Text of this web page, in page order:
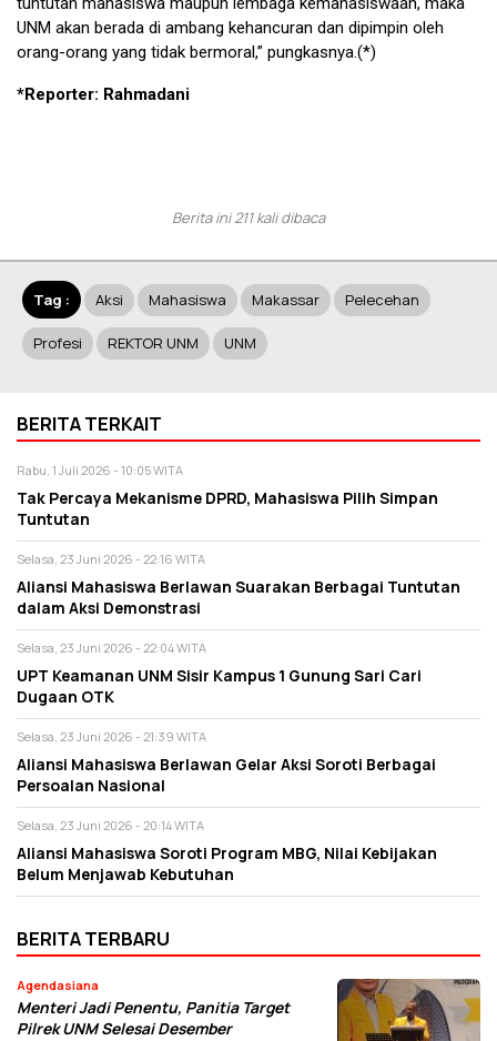
UNM akan berada di ambang kehancuran dan dipimpin oleh
orang-orang yang tidak bermoral,” pungkasnya.(*)
*Reporter: Rahmadani
Berita ini 211 kali dibaca
Tag : Aksi Mahasiswa Makassar Pelecehan
Profesi REKTOR UNM UNM
BERITA TERKAIT
Rabu, 1 Juli 2026 - 10:05 WITA
Tak Percaya Mekanisme DPRD, Mahasiswa Pilih Simpan
Tuntutan
Selasa, 23 Juni 2026 - 22:16 WITA
Aliansi Mahasiswa Berlawan Suarakan Berbagai Tuntutan
dalam Aksi Demonstrasi
Selasa, 23 Juni 2026 - 22:04 WITA
UPT Keamanan UNM Sisir Kampus 1 Gunung Sari Cari
Dugaan OTK
Selasa, 23 Juni 2026 - 21:39 WITA
Aliansi Mahasiswa Berlawan Gelar Aksi Soroti Berbagai
Persoalan Nasional
Selasa, 23 Juni 2026 - 20:14 WITA
Aliansi Mahasiswa Soroti Program MBG, Nilai Kebijakan
Belum Menjawab Kebutuhan
BERITA TERBARU
Agendasiana
Menteri Jadi Penentu, Panitia Target
Pilrek UNM Selesai Desember